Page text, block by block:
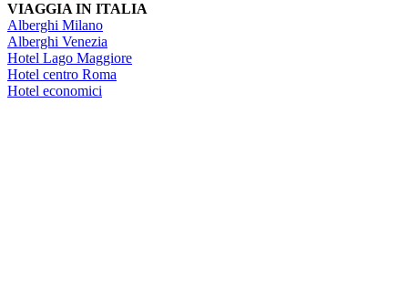
VIAGGIA IN ITALIA
Alberghi Milano
Alberghi Venezia
Hotel Lago Maggiore
Hotel centro Roma
Hotel economici